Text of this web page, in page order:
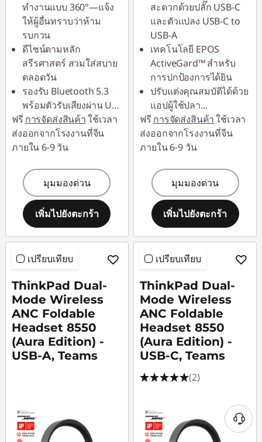
ทำงานแบบ 360°—แจ้ง
ให้ผู้อื่นทราบว่าห้าม
รบกวน
ดีไซน์ตามหลัก
สรีรศาสตร์ สวมใส่สบาย
ตลอดวัน
รองรับ Bluetooth 5.3
พร้อมตัวรับเสียงผ่าน U...
ฟรี การจัดส่งสินค้าใช้เวลา
ส่งออกจากโรงงานที่จีน
ภายใน 6-9 วัน
มุมมองด่วน
เพิ่มไปยังตะกร้า
สะดวกด้วยปลั๊ก USB-C
และตัวแปลง USB-C to
USB-A
เทคโนโลยี EPOS
ActiveGard™ สำหรับ
การปกป้องการได้ยิน
ปรับแต่งคุณสมบัติได้ด้วย
แอปผู้ใช้ปลา...
ฟรี การจัดส่งสินค้าใช้เวลา
ส่งออกจากโรงงานที่จีน
ภายใน 6-9 วัน
มุมมองด่วน
เพิ่มไปยังตะกร้า
เปรียบเทียบ
ThinkPad Dual-
Mode Wireless
ANC Foldable
Headset 8550
(Aura Edition) -
USB-A, Teams
เปรียบเทียบ
ThinkPad Dual-
Mode Wireless
ANC Foldable
Headset 8550
(Aura Edition) -
USB-C, Teams
(2)